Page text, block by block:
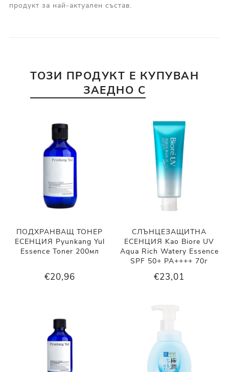
продукт за най-актуален състав.
ТОЗИ ПРОДУКТ Е КУПУВАН
ЗАЕДНО С
ПОДХРАНВАЩ ТОНЕР
ЕСЕНЦИЯ Pyunkang Yul
Essence Toner 200мл
€20,96
СЛЪНЦЕЗАЩИТНА
ЕСЕНЦИЯ Kao Biore UV
Aqua Rich Watery Essence
SPF 50+ PA++++ 70г
€23,01